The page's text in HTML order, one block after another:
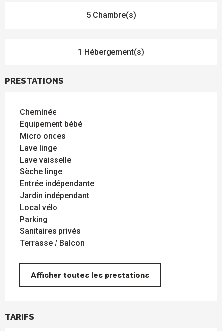
5 Chambre(s)
1 Hébergement(s)
PRESTATIONS
Cheminée
Equipement bébé
Micro ondes
Lave linge
Lave vaisselle
Sèche linge
Entrée indépendante
Jardin indépendant
Local vélo
Parking
Sanitaires privés
Terrasse / Balcon
Afficher toutes les prestations
TARIFS